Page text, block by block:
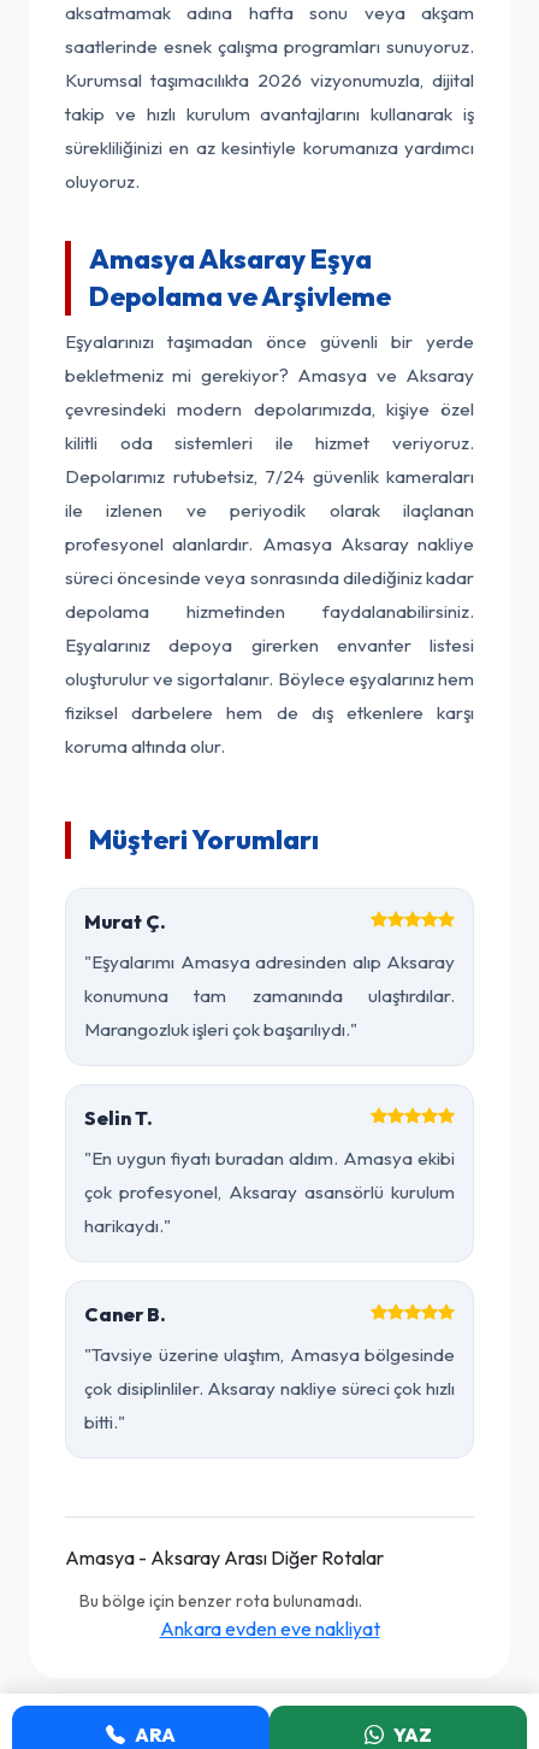
aksatmamak adına hafta sonu veya akşam
saatlerinde esnek çalışma programları sunuyoruz.
Kurumsal taşımacılıkta 2026 vizyonumuzla, dijital
takip ve hızlı kurulum avantajlarını kullanarak iş
sürekliliğinizi en az kesintiyle korumanıza yardımcı
oluyoruz.
Amasya Aksaray Eşya
Depolama ve Arşivleme
Eşyalarınızı taşımadan önce güvenli bir yerde
bekletmeniz mi gerekiyor? Amasya ve Aksaray
çevresindeki modern depolarımızda, kişiye özel
kilitli oda sistemleri ile hizmet veriyoruz.
Depolarımız rutubetsiz, 7/24 güvenlik kameraları
ile izlenen ve periyodik olarak ilaçlanan
profesyonel alanlardır. Amasya Aksaray nakliye
süreci öncesinde veya sonrasında dilediğiniz kadar
depolama hizmetinden faydalanabilirsiniz.
Eşyalarınız depoya girerken envanter listesi
oluşturulur ve sigortalanır. Böylece eşyalarınız hem
fiziksel darbelere hem de dış etkenlere karşı
koruma altında olur.
Müşteri Yorumları
Murat Ç.
"Eşyalarımı Amasya adresinden alıp Aksaray
konumuna tam zamanında ulaştırdılar.
Marangozluk işleri çok başarılıydı."
Selin T.
"En uygun fiyatı buradan aldım. Amasya ekibi
çok profesyonel, Aksaray asansörlü kurulum
harikaydı."
Caner B.
"Tavsiye üzerine ulaştım, Amasya bölgesinde
çok disiplinliler. Aksaray nakliye süreci çok hızlı
bitti."
Amasya - Aksaray Arası Diğer Rotalar
Bu bölge için benzer rota bulunamadı.
Ankara evden eve nakliyat
ARA YAZ